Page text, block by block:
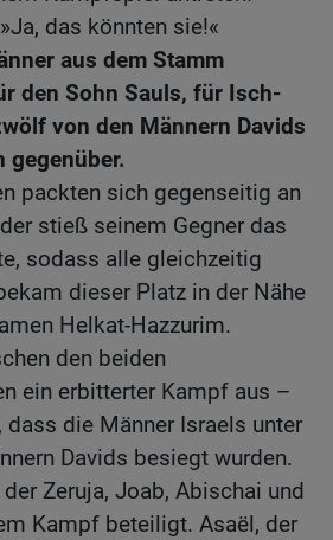
das könnten sie!«
aus dem Stamm
den Sohn Sauls, für Isch-
von den Männern Davids
gegenüber.
packten sich gegenseitig an
stieß seinem Gegner das
sodass alle gleichzeitig
dieser Platz in der Nähe
Helkat-Hazzurim.
den beiden
ein erbitterter Kampf aus –
die Männer Israels unter
Davids besiegt wurden.
Zeruja, Joab, Abischai und
Kampf beteiligt. Asaël, der